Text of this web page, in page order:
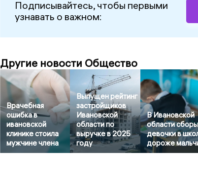
Подписывайтесь, чтобы первыми
узнавать о важном:
Другие новости Общество
Врачебная
ошибка в
ивановской
клинике стоила
мужчине члена
Выпущен рейтинг
застройщиков
Ивановской
области по
выручке в 2025
году
В Ивановской
области
девочки в
дороже